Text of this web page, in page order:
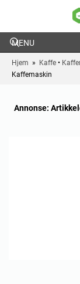
Hjem » Kaffe •
Kaffemaskin
Annonse: